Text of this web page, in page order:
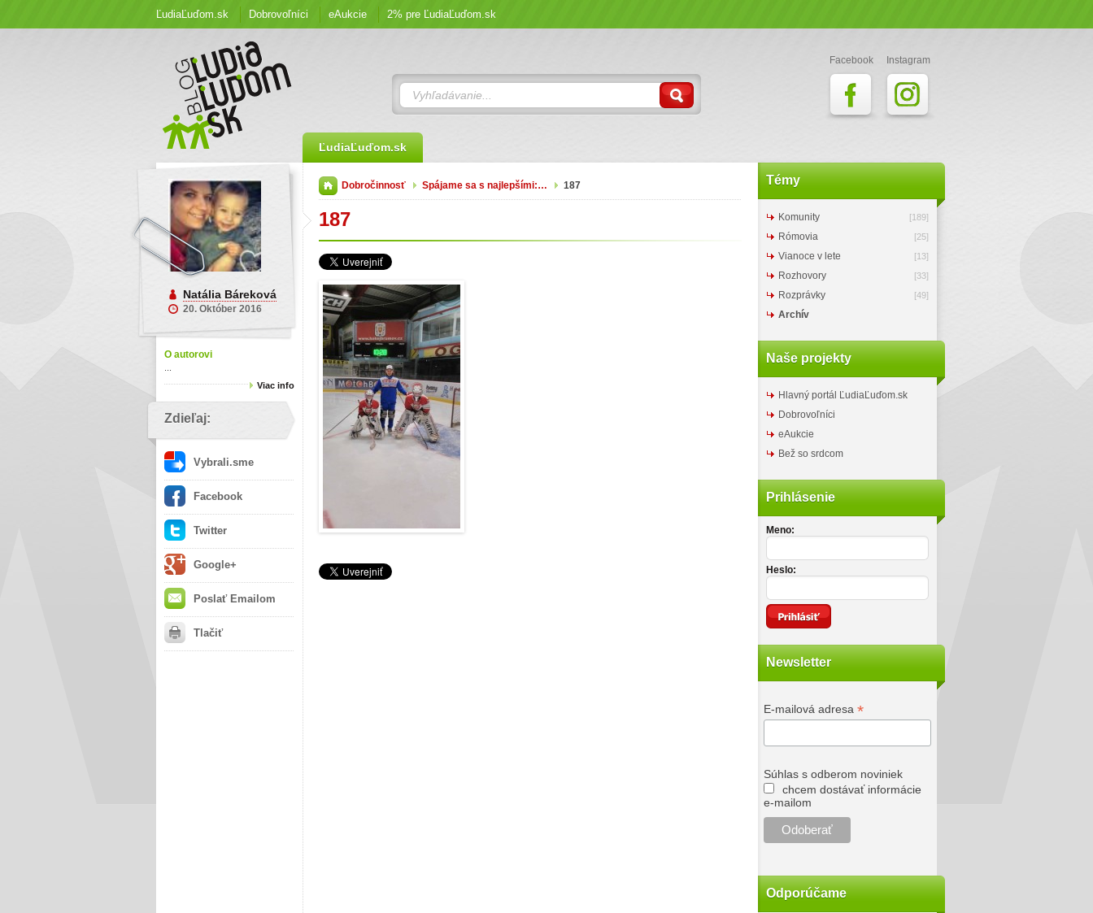
ĽudiaĽuďom.sk Dobrovoľníci eAukcie 2% pre ĽudiaĽuďom.sk
Facebook Instagram
ĽudiaĽuďom.sk
Natália Báreková
20. Október 2016
O autorovi
Viac info
Zdieľaj:
Vybrali.sme
Facebook
Twitter
Google+
Poslať Emailom
Tlačiť
Dobročinnosť Spájame sa s najlepšími:… 187
187
Témy
Komunity [189]
Rómovia [25]
Vianoce v lete [13]
Rozhovory [33]
Rozprávky [49]
Archív
Naše projekty
Hlavný portál ĽudiaĽuďom.sk
Dobrovoľníci
eAukcie
Bež so srdcom
Prihlásenie
Meno:
Heslo:
Newsletter
E-mailová adresa *
Súhlas s odberom noviniek
chcem dostávať informácie
e-mailom
Odporúčame